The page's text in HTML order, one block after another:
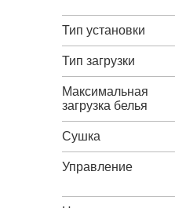
Тип установки
Тип загрузки
Максимальная
загрузка белья
Сушка
Управление